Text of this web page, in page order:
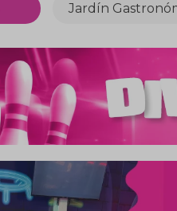
Jardín